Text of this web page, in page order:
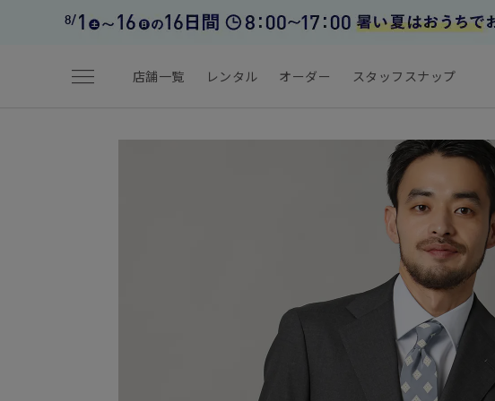
menu 店舗一覧 レンタル オーダー スタッフスナップ